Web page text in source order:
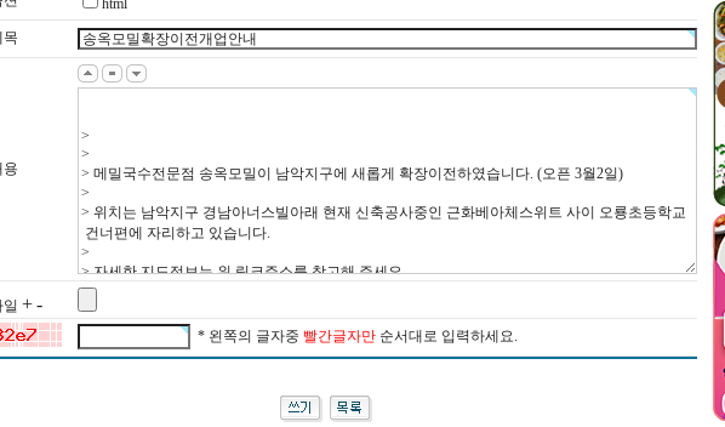
html
목
용
일 + -
* 왼쪽의 글자중 빨간글자만순서대로 입력하세요.